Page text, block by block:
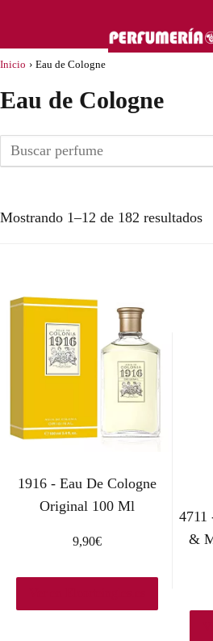
Inicio › Eau de Cologne
Eau de Cologne
Mostrando 1–12 de 182 resultados
1916 - Eau De Cologne
Original 100 Ml
9,90€
4711
&